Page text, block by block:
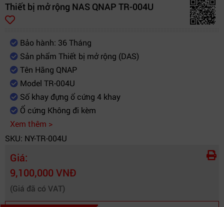
Thiết bị mở rộng NAS QNAP TR-004U
Bảo hành: 36 Tháng
Sản phẩm Thiết bị mở rộng (DAS)
Tên Hãng QNAP
Model TR-004U
Số khay đựng ổ cứng 4 khay
Ổ cứng Không đi kèm
Xem thêm >
SKU: NY-TR-004U
Giá:
9,100,000 VNĐ
(Giá đã có VAT)